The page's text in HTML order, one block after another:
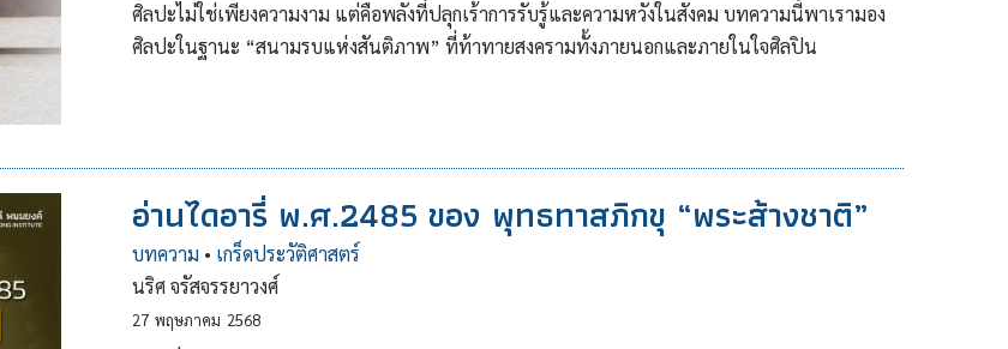
ศิลปะไม่ใช่เพียงความงาม แต่คือพลังที่ปลุกเร้าการรับรู้และความหวังในสังคม บทความนี้พาเรามอง
ศิลปะในฐานะ “สนามรบแห่งสันติภาพ” ที่ท้าทายสงครามทั้งภายนอกและภายในใจศิลปิน
อ่านไดอารี่ พ.ศ.2485 ของ พุทธทาสภิกขุ “พระส้างชาติ”
บทความ • เกร็ดประวัติศาสตร์
นริศ จรัสจรรยาวงศ์
27 พฤษภาคม 2568